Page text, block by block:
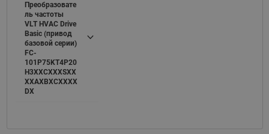
Преобразовате
ль частоты
VLT HVAC Drive
Basic (привод
базовой серии)
FC-
101P75KT4P20
H3XXCXXXSXX
XXAXBXCXXXX
DX